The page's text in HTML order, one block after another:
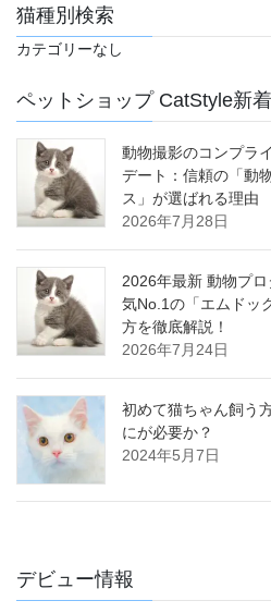
猫種別検索
カテゴリーなし
ペットショップ CatStyle新
動物撮影のコンプラ
デート：信頼の「動
ス」が選ばれる理由
2026年7月28日
2026年最新 動物プ
気No.1の「エムドッ
方を徹底解説！
2026年7月24日
初めて猫ちゃん飼う
にが必要か？
2024年5月7日
デビュー情報